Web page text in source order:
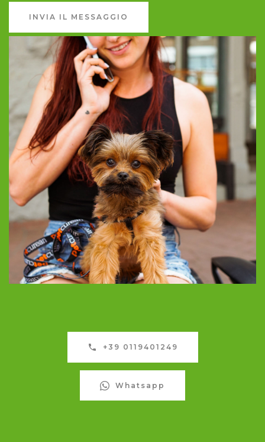
INVIA IL MESSAGGIO
+39 0119401249
Whatsapp